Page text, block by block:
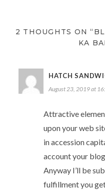
2 THOUGHTS ON
KA
HATCH
August 23, 2019 at
Attractive
upon your web
in accession
account your
Anyway I’ll be
fulfillment you